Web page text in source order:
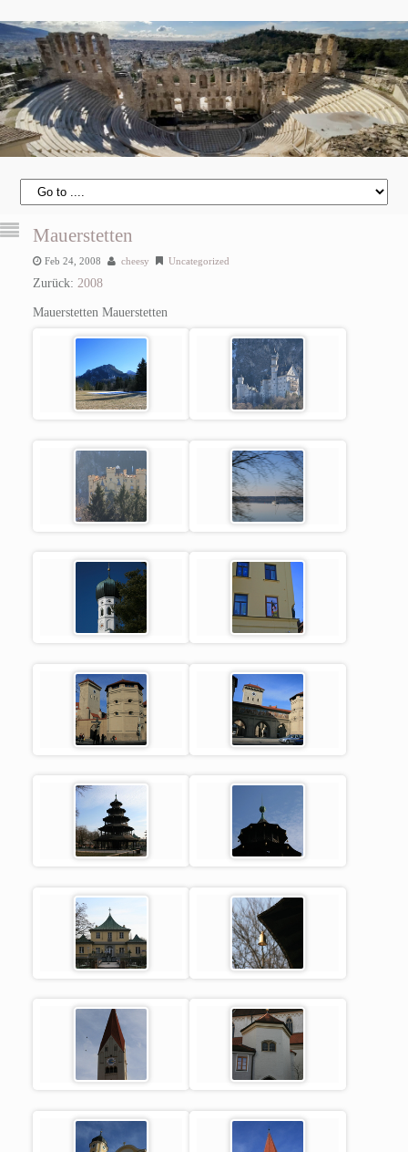
Mauerstetten
Feb 24, 2008 cheesy Uncategorized
Zurück: 2008
Mauerstetten Mauerstetten